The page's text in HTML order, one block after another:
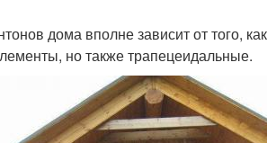
дома вполне зависит от того,
но также трапецеидальные.